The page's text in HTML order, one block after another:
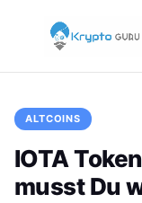
ALTCOINS
IOTA
musst Du